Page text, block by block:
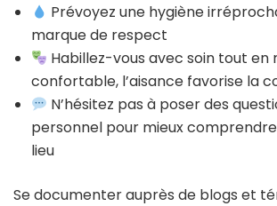
Prévoyez une hygiène
marque de respect
Habillez-vous avec soin tout en
confortable, l’aisance favorise la
N’hésitez pas à poser des
personnel pour mieux
lieu
Se documenter auprès de blogs et